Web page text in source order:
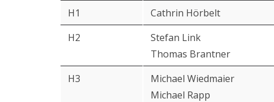
H1
Cathrin Hörbelt
H2
Stefan Link
Thomas Brantner
H3
Michael Wiedmaier
Michael Rapp